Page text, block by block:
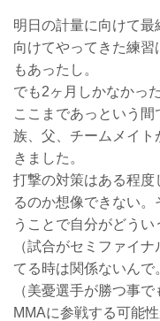
明日の計量に向けて
向けてやってきた練
もあったし。
でも2ヶ月しかなかっ
ここまであっという
族、父、チームメイト
きました。
打撃の対策はある程
るのか想像できない
うことで自分がどうい
（試合がセミファイ
てる時は関係ないんで
（美憂選手が勝つ事
MMAに参戦する可能